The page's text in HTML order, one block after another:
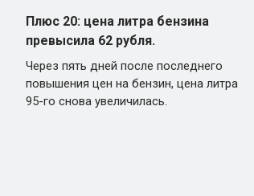
Плюс 20: цена литра бензина
превысила 62 рубля.
Через пять дней после последнего
повышения цен на бензин, цена литра
95-го снова увеличилась.